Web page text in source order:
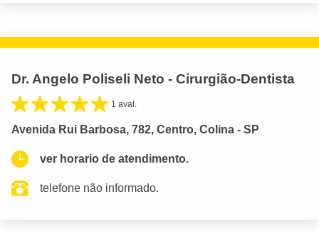
Dr. Angelo Poliseli Neto - Cirurgião-Dentista
1 aval.
Avenida Rui Barbosa, 782, Centro, Colina - SP
ver horario de atendimento.
telefone não informado.